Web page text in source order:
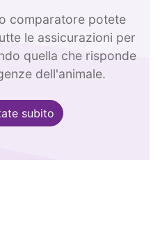
comparatore potete
le assicurazioni per
quella che risponde
dell'animale.
subito